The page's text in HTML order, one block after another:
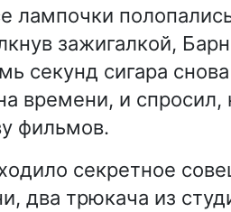
лампочки
зажигалкой,
секунд сигара
времени, и спросил,
фильмов.
секретное
два трюкача из